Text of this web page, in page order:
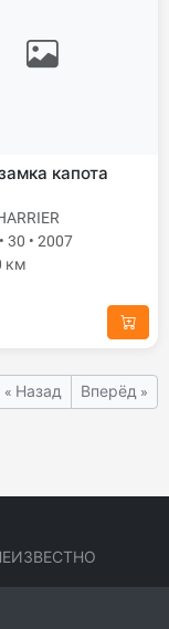
капота
30 • 2007
км
« Назад Вперёд »